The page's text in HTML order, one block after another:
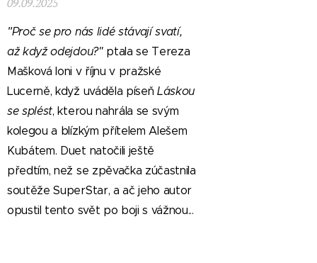
"Proč se pro nás lidé stávají svatí,
až když odejdou?"ptala se Tereza
Mašková loni v říjnu v pražské
Lucerně, když uváděla píseňLáskou
se splést, kterou nahrála se svým
kolegou a blízkým přítelem Alešem
Kubátem. Duet natočili ještě
předtím, než se zpěvačka zúčastnila
soutěže SuperStar, a ač jeho autor
opustil tento svět po boji s vážnou...